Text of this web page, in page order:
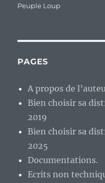
Peuple Loup
PAGES
A propos de
Bien choisir sa
2019
Bien choisir sa
2025
Documentations.
Ecrits non